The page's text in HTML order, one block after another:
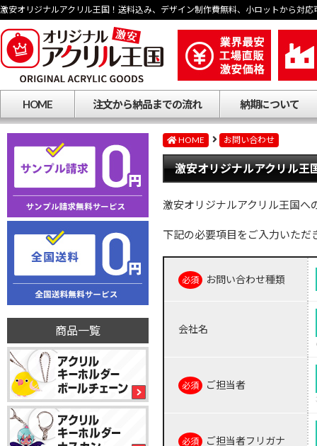
激安オリジナルアクリル王国！送料込み、デザイン制作費無料、小ロットから対応
HOME 注文から納品までの流れ 納期について
商品一覧
HOME お問い合わせ
激安オリジナルアクリル王
激安オリジナルアクリル王国へ
下記の必要項目をご入力いただ
お問い合わせ種類
会社名
ご担当者
ご担当者フリガナ